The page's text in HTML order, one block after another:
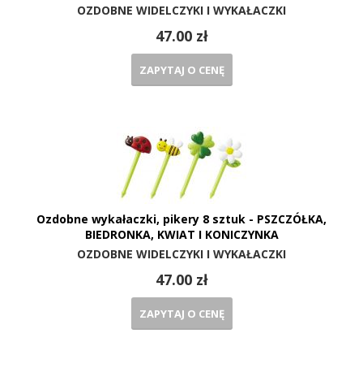
OZDOBNE WIDELCZYKI I WYKAŁACZKI
47.00 zł
ZAPYTAJ O CENĘ
Ozdobne wykałaczki, pikery 8 sztuk - PSZCZÓŁKA,
BIEDRONKA, KWIAT I KONICZYNKA
OZDOBNE WIDELCZYKI I WYKAŁACZKI
47.00 zł
ZAPYTAJ O CENĘ